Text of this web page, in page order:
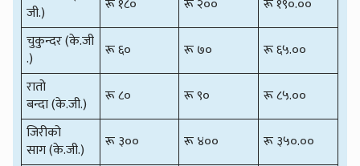
जी.)
चुकुन्दर (के.जी
.)
रू ६० रू ७०
रू ६५.००
रातो
बन्दा (के.जी.)
रू ८० रू ९०
रू ८५.००
जिरीको
साग (के.जी.)
रू ३०० रू ४००
रू ३५०.००